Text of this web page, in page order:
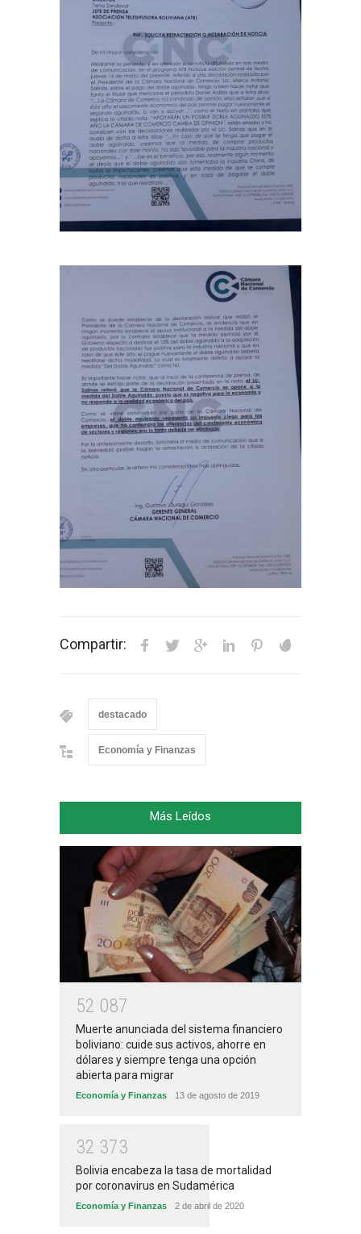
Compartir:
destacado
Economía y Finanzas
Más Leídos
52 087
Muerte anunciada del sistema financiero
boliviano: cuide sus activos, ahorre en
dólares y siempre tenga una opción
abierta para migrar
Economía y Finanzas 13 de agosto de 2019
32 373
Bolivia encabeza la tasa de mortalidad
por coronavirus en Sudamérica
Economía y Finanzas 2 de abril de 2020